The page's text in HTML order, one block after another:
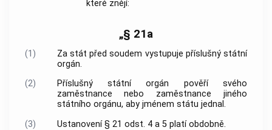
které znějí:
„§ 21a
(1)
Za stát před soudem vystupuje příslušný státní
orgán.
(2)
Příslušný státní orgán pověří svého
zaměstnance nebo zaměstnance jiného
státního orgánu, aby jménem státu jednal.
(3)
Ustanovení § 21 odst. 4 a 5 platí obdobně.